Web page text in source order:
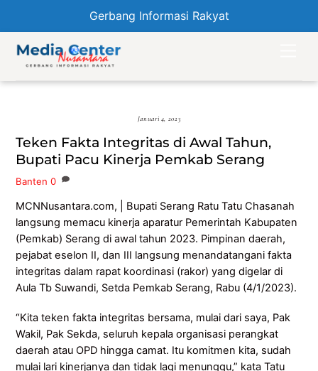
Gerbang Informasi Rakyat
content
Januari 4, 2023
Teken Fakta Integritas di Awal Tahun,
Bupati Pacu Kinerja Pemkab Serang
Banten 0
MCNNusantara.com, | Bupati Serang Ratu Tatu Chasanah
langsung memacu kinerja aparatur Pemerintah Kabupaten
(Pemkab) Serang di awal tahun 2023. Pimpinan daerah,
pejabat eselon II, dan III langsung menandatangani fakta
integritas dalam rapat koordinasi (rakor) yang digelar di
Aula Tb Suwandi, Setda Pemkab Serang, Rabu (4/1/2023).
“Kita teken fakta integritas bersama, mulai dari saya, Pak
Wakil, Pak Sekda, seluruh kepala organisasi perangkat
daerah atau OPD hingga camat. Itu komitmen kita, sudah
mulai lari kinerjanya dan tidak lagi menunggu,” kata Tatu